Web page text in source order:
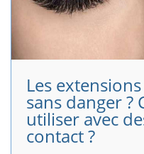
Les
sans danger ?
utiliser avec
contact ?